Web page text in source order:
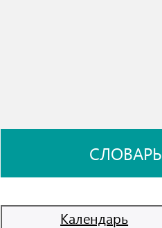
СЛОВАРЬ
Календарь